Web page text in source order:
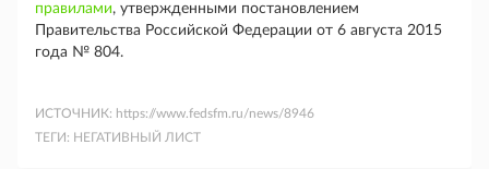
правилами, утвержденными постановлением
Правительства Российской Федерации от 6 августа 2015
года № 804.
ИСТОЧНИК: https://www.fedsfm.ru/news/8946
ТЕГИ: НЕГАТИВНЫЙ ЛИСТ